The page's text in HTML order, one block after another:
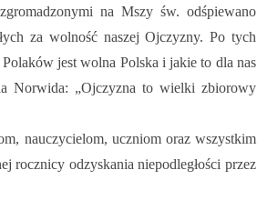
na Mszy św. odśpiewano
za wolność naszej Ojczyzny. Po tych
jest wolna Polska i jakie to dla nas
Norwida: „Ojczyzna to wielki zbiorowy
nauczycielom, uczniom oraz wszystkim
rocznicy odzyskania niepodległości przez